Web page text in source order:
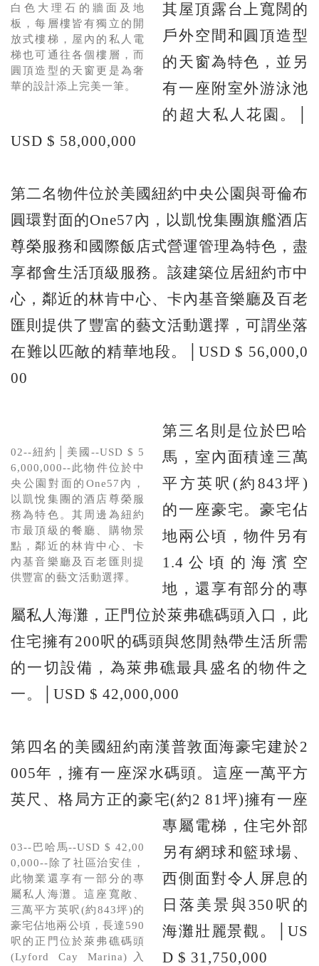
白色大理石的牆面及地
板，每層樓皆有獨立的開
放式樓梯，屋內的私人電
梯也可通往各個樓層，而
圓頂造型的天窗更是為奢
華的設計添上完美一筆。
其屋頂露台上寬闊的
戶外空間和圓頂造型
的天窗為特色，並另
有一座附室外游泳池
的超大私人花園。│
USD $ 58,000,000
第二名物件位於美國紐約中央公園與哥倫布
圓環對面的One57內，以凱悅集團旗艦酒店
尊榮服務和國際飯店式營運管理為特色，盡
享都會生活頂級服務。該建築位居紐約市中
心，鄰近的林肯中心、卡內基音樂廳及百老
匯則提供了豐富的藝文活動選擇，可謂坐落
在難以匹敵的精華地段。│USD $ 56,000,0
00
02--紐約│美國--USD $ 5
6,000,000--此物件位於中
央公園對面的One57內，
以凱悅集團的酒店尊榮服
務為特色。其周邊為紐約
市最頂級的餐廳、購物景
點，鄰近的林肯中心、卡
內基音樂廳及百老匯則提
供豐富的藝文活動選擇。
第三名則是位於巴哈
馬，室內面積達三萬
平方英呎(約843坪)
的一座豪宅。豪宅佔
地兩公頃，物件另有
1.4公頃的海濱空
地，還享有部分的專
屬私人海灘，正門位於萊弗礁碼頭入口，此
住宅擁有200呎的碼頭與悠閒熱帶生活所需
的一切設備，為萊弗礁最具盛名的物件之
一。│USD $ 42,000,000
第四名的美國紐約南漢普敦面海豪宅建於2
005年，擁有一座深水碼頭。這座一萬平方
英尺、格局方正的豪宅(約2
03--巴哈馬--USD $ 42,00
0,000--除了社區治安佳，
此物業還享有一部分的專
屬私人海灘。這座寬敞、
三萬平方英呎(約843坪)的
豪宅佔地兩公頃，長達590
呎的正門位於萊弗礁碼頭
(Lyford Cay Marina)入
81坪)擁有一座
專屬電梯，住宅外部
另有網球和籃球場、
西側面對令人屏息的
日落美景與350呎的
海灘壯麗景觀。│US
D $ 31,750,000